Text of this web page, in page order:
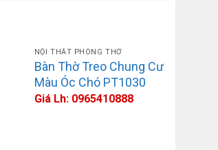
NỘI THẤT PHÒNG THỜ
Bàn Thờ Treo Chung Cư
Màu Óc Chó PT1030
Giá Lh: 0965410888